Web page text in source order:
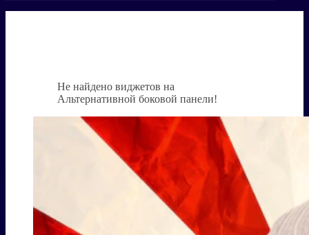
Не найдено виджетов на
Альтернативной боковой панели!